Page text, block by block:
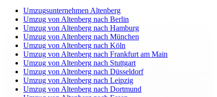
Umzugsunternehmen Altenberg
Umzug von Altenberg nach Berlin
Umzug von Altenberg nach Hamburg
Umzug von Altenberg nach München
Umzug von Altenberg nach Köln
Umzug von Altenberg nach Frankfurt am Main
Umzug von Altenberg nach Stuttgart
Umzug von Altenberg nach Düsseldorf
Umzug von Altenberg nach Leipzig
Umzug von Altenberg nach Dortmund